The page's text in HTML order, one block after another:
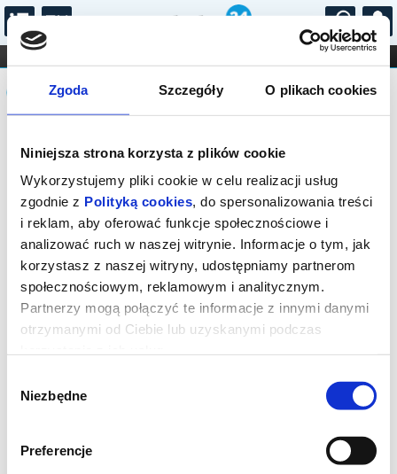
Zgoda Szczegóły O plikach cookies
Niniejsza strona korzysta z plików cookie
Wykorzystujemy pliki cookie w celu realizacji usług
zgodnie z Polityką cookies, do spersonalizowania treści
i reklam, aby oferować funkcje społecznościowe i
analizować ruch w naszej witrynie. Informacje o tym, jak
korzystasz z naszej witryny, udostępniamy partnerom
społecznościowym, reklamowym i analitycznym.
Partnerzy mogą połączyć te informacje z innymi danymi
otrzymanymi od Ciebie lub uzyskanymi podczas
zgody
Niezbędne
Preferencje
...
FILHARMONIA OPERA I BALET
STAND-UP
DLA DZIECI
Komunikat
Sprzedaż online na wydarzenie została
zakończona, zapytaj o dostępność
biletów w kasie.